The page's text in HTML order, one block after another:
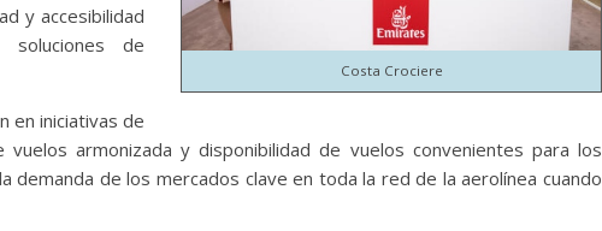
Costa Crociere
y accesibilidad
de
en iniciativas de
vuelos armonizada y disponibilidad de vuelos convenientes para los
demanda de los mercados clave en toda la red de la aerolínea cuando